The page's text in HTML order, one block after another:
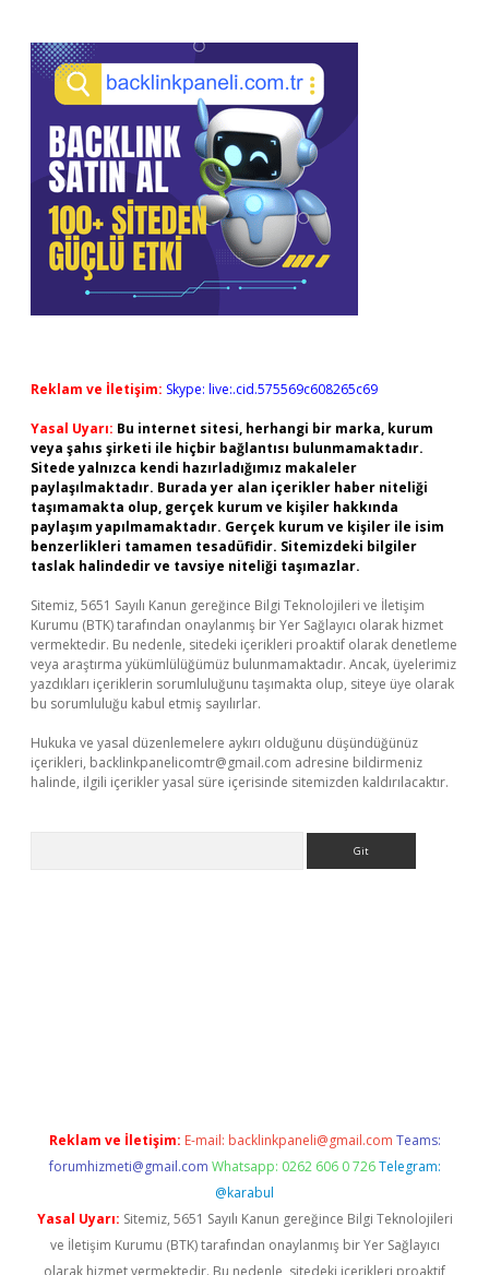
Reklam ve İletişim: Skype: live:.cid.575569c608265c69
Yasal Uyarı: Bu internet sitesi, herhangi bir marka, kurum
veya şahıs şirketi ile hiçbir bağlantısı bulunmamaktadır.
Sitede yalnızca kendi hazırladığımız makaleler
paylaşılmaktadır. Burada yer alan içerikler haber niteliği
taşımamakta olup, gerçek kurum ve kişiler hakkında
paylaşım yapılmamaktadır. Gerçek kurum ve kişiler ile isim
benzerlikleri tamamen tesadüfidir. Sitemizdeki bilgiler
taslak halindedir ve tavsiye niteliği taşımazlar.
Sitemiz, 5651 Sayılı Kanun gereğince Bilgi Teknolojileri ve İletişim
Kurumu (BTK) tarafından onaylanmış bir Yer Sağlayıcı olarak hizmet
vermektedir. Bu nedenle, sitedeki içerikleri proaktif olarak denetleme
veya araştırma yükümlülüğümüz bulunmamaktadır. Ancak, üyelerimiz
yazdıkları içeriklerin sorumluluğunu taşımakta olup, siteye üye olarak
bu sorumluluğu kabul etmiş sayılırlar.
Hukuka ve yasal düzenlemelere aykırı olduğunu düşündüğünüz
içerikleri, backlinkpanelicomtr@gmail.com adresine bildirmeniz
halinde, ilgili içerikler yasal süre içerisinde sitemizden kaldırılacaktır.
Reklam ve İletişim: E-mail: backlinkpaneli@gmail.com Teams:
forumhizmeti@gmail.com Whatsapp: 0262 606 0 726 Telegram:
@karabul
Yasal Uyarı: Sitemiz, 5651 Sayılı Kanun gereğince Bilgi Teknolojileri
ve İletişim Kurumu (BTK) tarafından onaylanmış bir Yer Sağlayıcı
olarak hizmet vermektedir. Bu nedenle, sitedeki içerikleri proaktif